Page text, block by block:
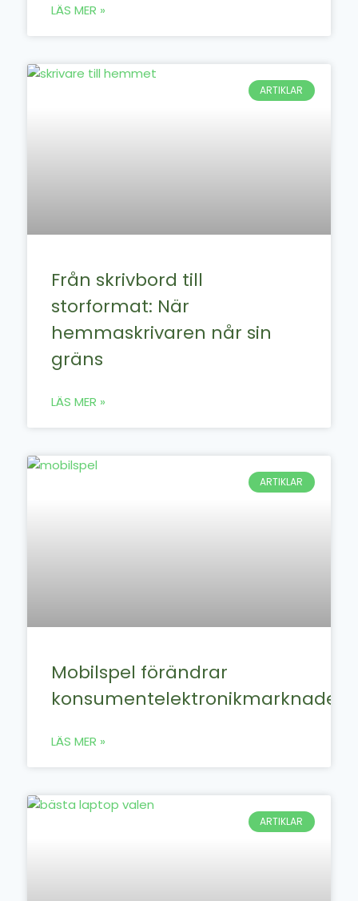
LÄS MER »
ARTIKLAR
Från skrivbord till
storformat: När
hemmaskrivaren når sin
gräns
LÄS MER »
ARTIKLAR
Mobilspel förändrar
konsumentelektronikmarknaden
LÄS MER »
ARTIKLAR